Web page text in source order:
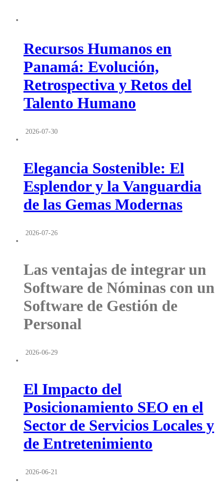
Recursos Humanos en
Panamá: Evolución,
Retrospectiva y Retos del
Talento Humano
2026-07-30
Elegancia Sostenible: El
Esplendor y la Vanguardia
de las Gemas Modernas
2026-07-26
Las ventajas de integrar un
Software de Nóminas con un
Software de Gestión de
Personal
2026-06-29
El Impacto del
Posicionamiento SEO en el
Sector de Servicios Locales y
de Entretenimiento
2026-06-21